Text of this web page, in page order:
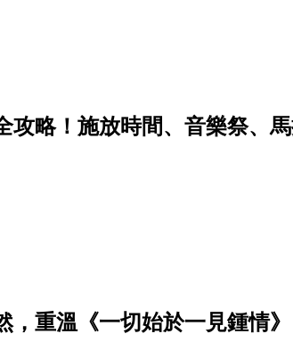
攻略！施放時間、音樂祭、
，重溫《一切始於一見鍾情